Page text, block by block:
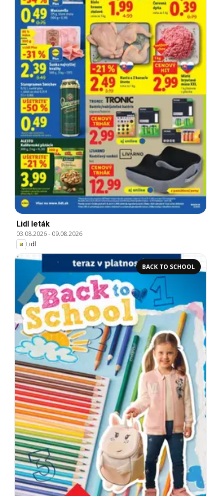
Lidl leták
03.08.2026- 09.08.2026
Lidl
BACK TO SCHOOL